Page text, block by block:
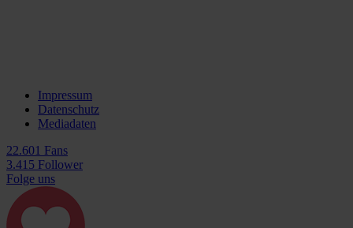
Impressum
Datenschutz
Mediadaten
22.601 Fans
3.415 Follower
Folge uns